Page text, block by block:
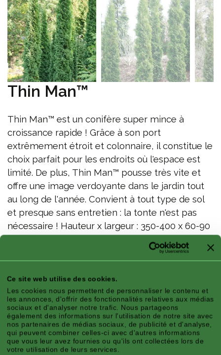
Ce site web utilise des cookies.
Les cookies nous permettent de personnaliser le contenu et
les annonces, d'offrir des fonctionnalités relatives aux médias
sociaux et d'analyser notre trafic. Nous partageons
également des informations sur l'utilisation de notre site avec
nos partenaires de médias sociaux, de publicité et d'analyse,
qui peuvent combiner celles-ci avec d'autres informations
que vous leur avez fournies ou qu'ils ont collectées lors de
votre utilisation de leurs services.
Thin Man™
Thin Man™ est un conifère super mince à
croissance rapide ! Grâce à son port
extrêmement étroit et colonnaire, il constitue le
choix parfait pour les endroits où l'espace est
limité. De plus, Thin Man™ pousse très vite et
offre une image verdoyante dans le jardin tout
au long de l'année. Convient à tout type de sol
et presque sans entretien : la tonte n'est pas
nécessaire ! Hauteur x largeur : 350-400 x 60-90
cm. Pas de taille nécessaire. Résiste au gel
Thuja occ. ('SMTOTM') Thin Man™ - Multiplication interdite ! TM UE
demandée pour
Caractéristiques